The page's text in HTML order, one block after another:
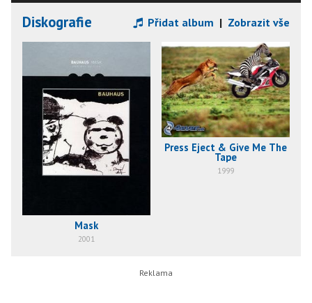
Diskografie Přidat album | Zobrazit vše
Mask
2001
Press Eject & Give Me The
Tape
1999